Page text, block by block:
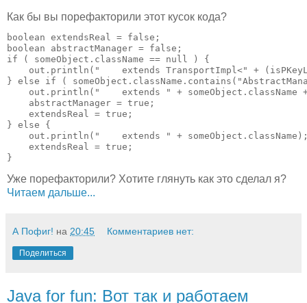
Как бы вы порефакторили этот кусок кода?
boolean extendsReal = false;
boolean abstractManager = false;
if ( someObject.className == null ) {
out.println("    extends TransportImpl<" +
} else if (
out.println("    extends " + someObject.className
    abstractManager = true;
    extendsReal = true;
} else {
out.println("    extends " +
    extendsReal = true;
Уже порефакторили? Хотите глянуть как это сделал я?
Читаем дальше...
А Пофиг! на 20:45 Комментариев нет:
Поделиться
Java for fun: Вот так и работаем